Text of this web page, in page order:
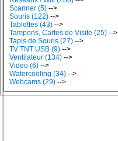
Scanner (5) -->
Souris (122) -->
Tablettes (43) -->
Tampons, Cartes de Visite (25) -->
Tapis de Souris (27) -->
TV TNT USB (9) -->
Ventilateur (134) -->
Video (6) -->
Watercooling (34) -->
Webcams (29) -->